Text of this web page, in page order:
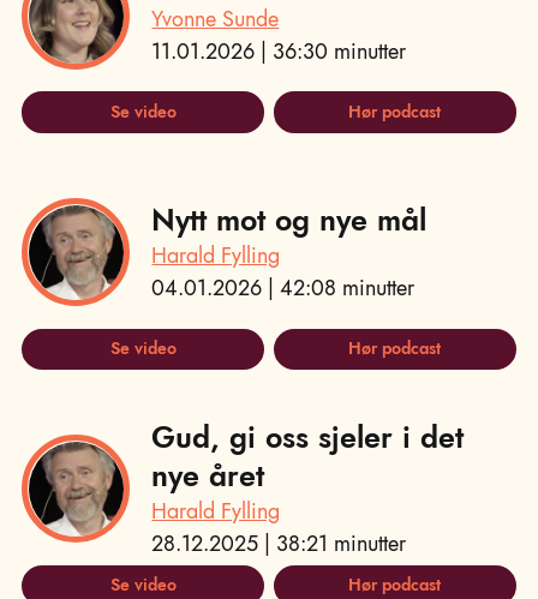
Yvonne Sunde
11.01.2026 | 36:30 minutter
Se video Hør podcast
Nytt mot og nye mål
Harald Fylling
04.01.2026 | 42:08 minutter
Se video Hør podcast
Gud, gi oss sjeler i det
nye året
Harald Fylling
28.12.2025 | 38:21 minutter
Se video Hør podcast